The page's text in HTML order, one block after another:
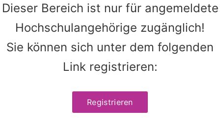
Dieser Bereich ist nur für angemeldete
Hochschulangehörige zugänglich!
Sie können sich unter dem folgenden
Link registrieren:
Registrieren